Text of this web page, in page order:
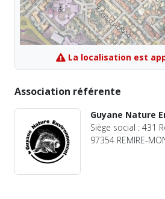
La localisation est
Association référente
Guyane Nature
Siège social : 431
97354 REMIRE-